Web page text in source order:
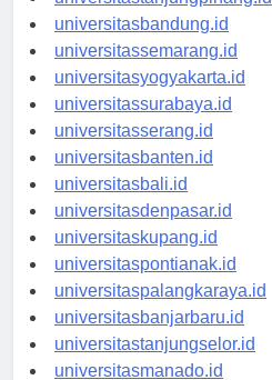
universitastanjungpinang.id
universitasbandung.id
universitassemarang.id
universitasyogyakarta.id
universitassurabaya.id
universitasserang.id
universitasbanten.id
universitasbali.id
universitasdenpasar.id
universitaskupang.id
universitaspontianak.id
universitaspalangkaraya.id
universitasbanjarbaru.id
universitastanjungselor.id